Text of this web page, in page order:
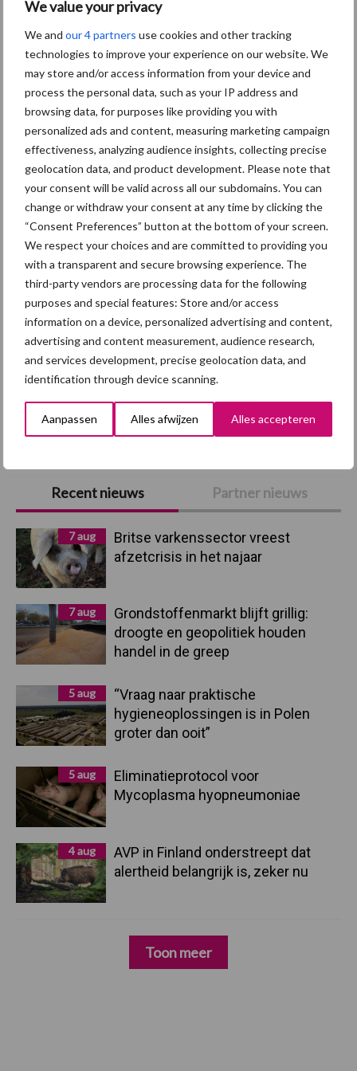
We value your privacy
We and our 4 partners use cookies and other tracking
technologies to improve your experience on our website. We
may store and/or access information from your device and
process the personal data, such as your IP address and
browsing data, for purposes like providing you with
personalized ads and content, measuring marketing campaign
effectiveness, analyzing audience insights, collecting precise
geolocation data, and product development. Please note that
your consent will be valid across all our subdomains. You can
change or withdraw your consent at any time by clicking the
“Consent Preferences” button at the bottom of your screen.
We respect your choices and are committed to providing you
with a transparent and secure browsing experience. The
third-party vendors are processing data for the following
purposes and special features: Store and/or access
information on a device, personalized advertising and content,
advertising and content measurement, audience research,
and services development, precise geolocation data, and
identification through device scanning.
Aanpassen Alles afwijzen Alles accepteren
Primaire
Sidebar
Recent nieuws Partner nieuws
7 aug
Britse varkenssector vreest
afzetcrisis in het najaar
7 aug
Grondstoffenmarkt blijft grillig:
droogte en geopolitiek houden
handel in de greep
5 aug
“Vraag naar praktische
hygieneoplossingen is in Polen
groter dan ooit”
5 aug
Eliminatieprotocol voor
Mycoplasma hyopneumoniae
4 aug
AVP in Finland onderstreept dat
alertheid belangrijk is, zeker nu
Toon meer
Volgende stemming over
Renure
Themapagina
Diergezondheid Fokkerij Huisvesting
Drijfmest Dunne fractie
Toon meer